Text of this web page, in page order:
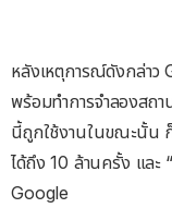
หลังเหตุการณ์ดังกล่าว
พร้อมทำการจำลองสถ
นี้ถูกใช้งานในขณะนั้น
ได้ถึง 10 ล้านครั้ง แล
Google